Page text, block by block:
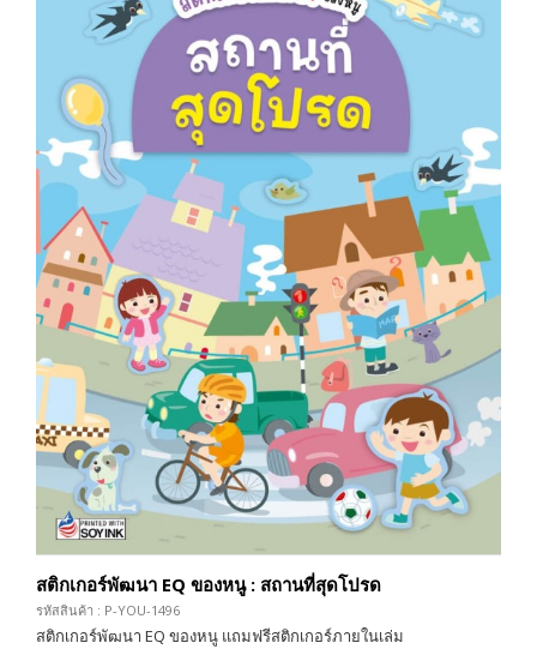
สติกเกอร์พัฒนา EQ ของหนู : สถานที่สุดโปรด
รหัสสินค้า : P-YOU-1496
สติกเกอร์พัฒนา EQ ของหนู แถมฟรีสติกเกอร์ภายในเล่ม